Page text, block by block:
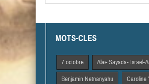
MOTS-CLES
7 octobre Alai- Sayada- Israel-
Benjamin Netnanyahu Caroline